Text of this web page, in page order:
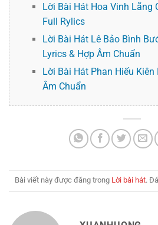
Lời Bài Hát Hoa Vinh Lãng
Full Rylics
Lời Bài Hát Lê Bảo Bình
Lyrics & Hợp Âm Chuẩn
Lời Bài Hát Phan Hiếu
Âm Chuẩn
Bài viết này được đăng trong Lời bài hát.